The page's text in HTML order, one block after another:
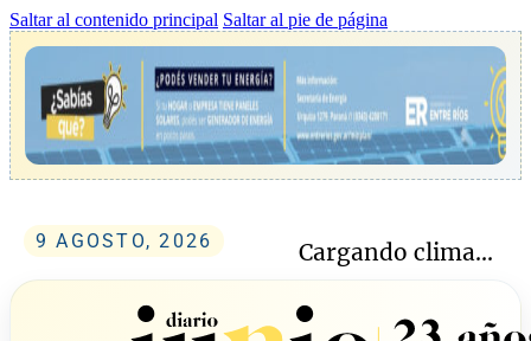
Saltar al contenido principal Saltar al pie de página
9 AGOSTO, 2026 Cargando clima...